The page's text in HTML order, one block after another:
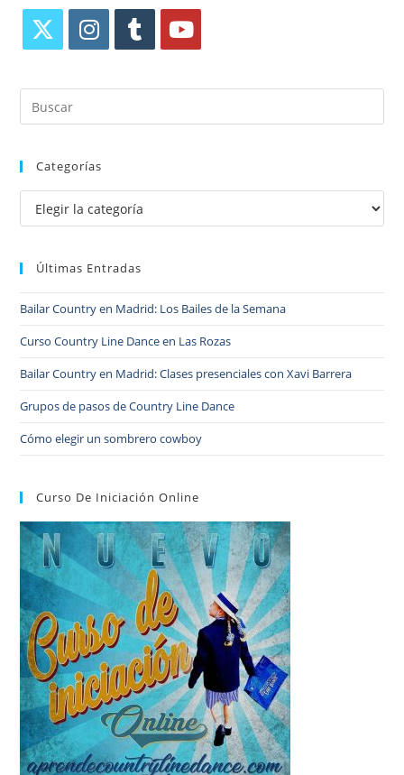
Categorías
Últimas Entradas
Bailar Country en Madrid: Los Bailes de la Semana
Curso Country Line Dance en Las Rozas
Bailar Country en Madrid: Clases presenciales con Xavi Barrera
Grupos de pasos de Country Line Dance
Cómo elegir un sombrero cowboy
Curso De Iniciación Online